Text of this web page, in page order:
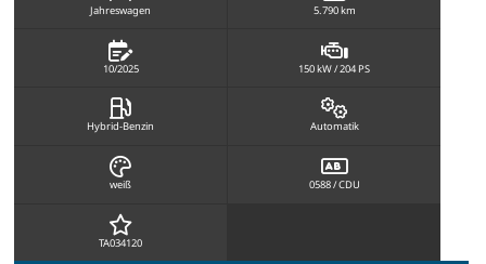
Jahreswagen 5.790 km
10/2025 150 kW / 204 PS
Hybrid-Benzin Automatik
weiß 0588 / CDU
TA034120